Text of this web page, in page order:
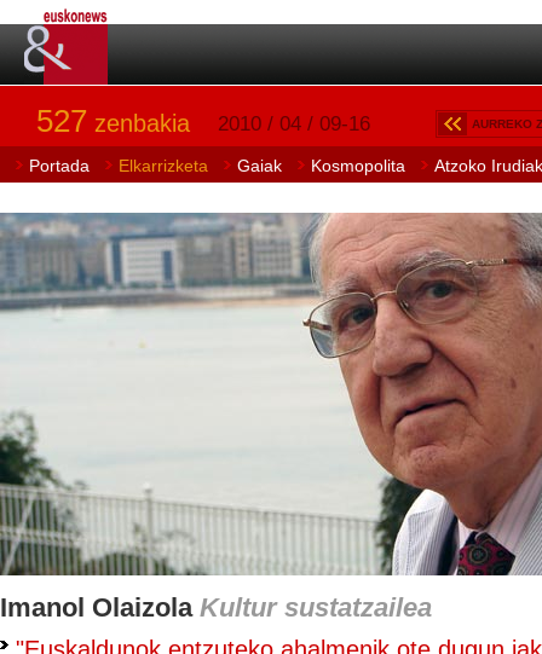
527 zenbakia 2010 / 04 / 09-16 AURREKO
Portada Elkarrizketa Gaiak Kosmopolita Atzoko Irudiak
Imanol OlaizolaKultur sustatzailea
"Euskaldunok entzuteko ahalmenik ote dugun